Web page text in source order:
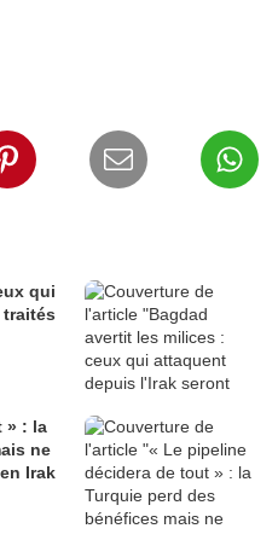
qui
» : la
ne
Irak